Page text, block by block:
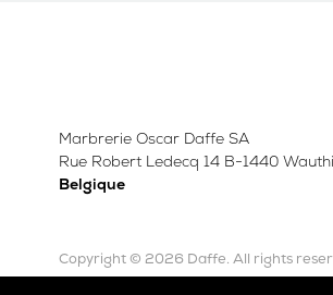
Marbrerie Oscar Daffe SA
Rue Robert Ledecq 14 B-1440
Belgique
Copyright © 2026 Daffe. All rights